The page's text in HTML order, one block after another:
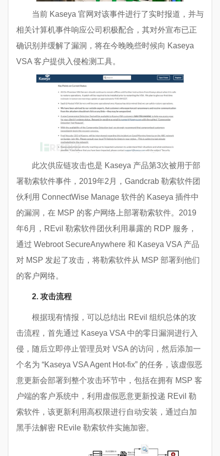
当前 Kaseya 官网对该事件进行了实时报道，并与
相关计算机事件响应公司积极配合，其对外宣布已正
确识别并缓解了漏洞，将在今晚晚些时候向 Kaseya
VSA 客户提供入侵检测工具。
此次供应链攻击也是 Kaseya 产品第3次被用于部
署勒索软件事件，2019年2月，Gandcrab 勒索软件团
伙利用 ConnectWise Manage 软件的 Kaseya 插件中
的漏洞，在 MSP 的客户网络上部署勒索软件。2019
年6月，REvil 勒索软件团伙利用暴露的 RDP 服务，
通过 Webroot SecureAnywhere 和 Kaseya VSA 产品
对 MSP 发起了攻击，将勒索软件从 MSP 部署到他们
的客户网络。
2. 攻击流程
根据现有情报，可以总结出 REvil 组织总体的攻
击流程，首先通过 Kaseya VSA 中的零日漏洞进行入
侵，随后立即停止管理员对 VSA 的访问，然后添加一
个名为 “Kaseya VSA Agent Hot-fix” 的任务，该虚假恶
意更新会部署到整个攻击环节中，包括在拥有 MSP 客
户端的客户系统中，利用虚假恶意更新投递 REvil 勒
索软件，该更新利用高权限进行自动安装，通过白加
黑手法解密 REvile 勒索软件实施加密。